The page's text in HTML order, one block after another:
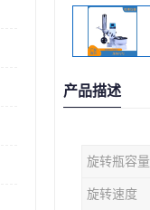
产品描述
旋转瓶容量
旋转速度